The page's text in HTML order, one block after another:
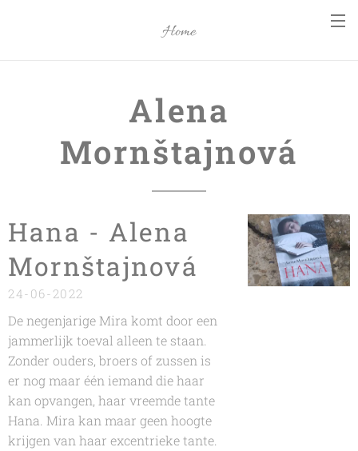
Home
Alena
Mornštajnová
Hana - Alena
Mornštajnová
24-06-2022
De negenjarige Mira komt door een
jammerlijk toeval alleen te staan.
Zonder ouders, broers of zussen is
er nog maar één iemand die haar
kan opvangen, haar vreemde tante
Hana. Mira kan maar geen hoogte
krijgen van haar excentrieke tante.